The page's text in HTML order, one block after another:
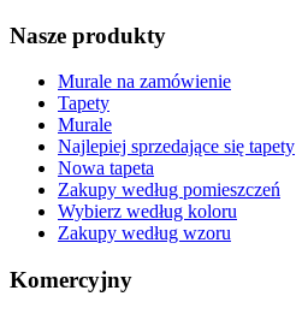
Nasze produkty
Murale na zamówienie
Tapety
Murale
Najlepiej sprzedające się tapety
Nowa tapeta
Zakupy według pomieszczeń
Wybierz według koloru
Zakupy według wzoru
Komercyjny